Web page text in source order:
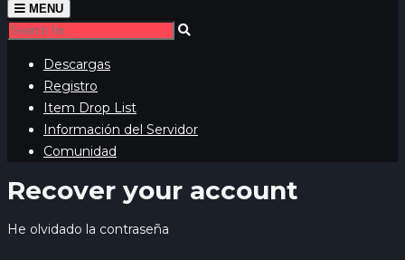
Toggle
navigation
MENU
Descargas
Registro
Item Drop List
Información del Servidor
Comunidad
Recover your account
He olvidado la contraseña